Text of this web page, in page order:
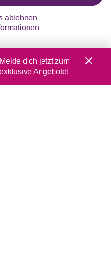
ablehnen
Melde dich jetzt zum
Angebote!